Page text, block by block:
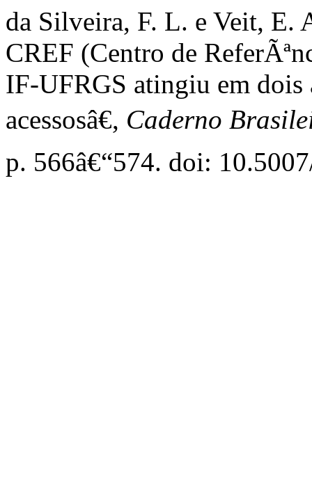
da Silveira, F. L. e Veit, E.
CREF (Centro de
IF-UFRGS atingiu em
acessosâ€, Caderno
p. 566â€“574. doi: